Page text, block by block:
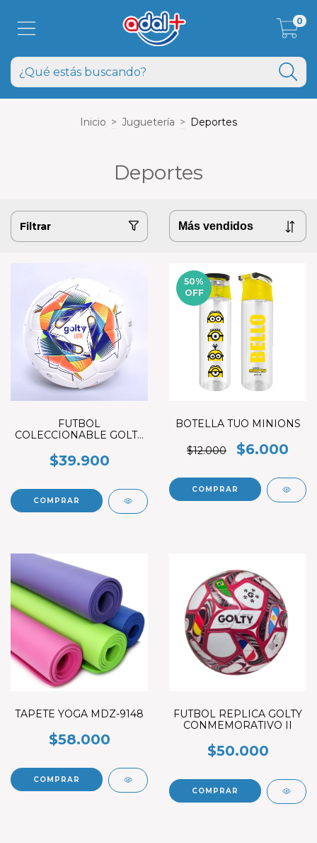
0
Inicio > Juguetería > Deportes
Deportes
Filtrar
FUTBOL
COLECCIONABLE GOLTY
$39.900
50%
OFF
BOTELLA TUO MINIONS
$12.000 $6.000
TAPETE YOGA MDZ-9148
$58.000
FUTBOL REPLICA GOLTY
CONMEMORATIVO II
$50.000